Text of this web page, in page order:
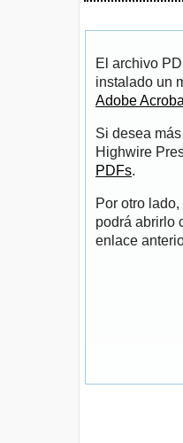
El archivo
instalado un
Adobe
Si desea
Highwire
PDFs.
Por otro
podrá abrirlo
enlace